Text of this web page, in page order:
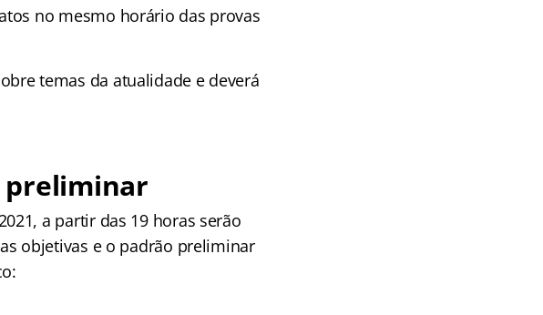
no mesmo horário das provas
temas da atualidade e deverá
preliminar
a partir das 19 horas serão
objetivas e o padrão preliminar